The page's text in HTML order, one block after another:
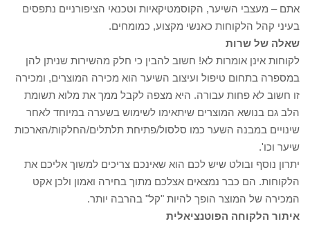
אתם – מעצבי השיער, הקוסמטיקאיות וטכנאי הציפורניים נתפסים
בעיני קהל הלקוחות כאנשי מקצוע, כמומחים.
שאלה של שרות
לקוחות אינן אומרות לא! חשוב להבין כי חלק מהשירות שניתן להן
במספרה בתחום טיפול ועיצוב השיער הוא מכירה המוצרים, ומכירה
זו חשוב לא פחות עבורה. היא מצפה לקבל ממך את מלוא תשומת
הלב גם בנושא המוצרים שיתאימו לשימוש בשערה במיוחד לאחר
שינויים במבנה השער כמו סלסול/פתיחת תלתלים/החלקות/הארכות
שיער וכו'.
יתרון נוסף ובולט שיש לכם הוא שאינכם צריכים למשוך אליכם את
הלקוחות. הם כבר נמצאים אצלכם מתוך בחירה ואמון ולכן אקט
המכירה של המוצר הופך להיות "קל" בהרבה יותר.
איתור הלקוחה הפוטנציאלית